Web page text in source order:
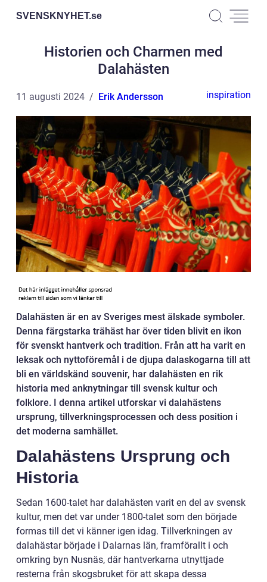
SVENSKNYHET.se
Historien och Charmen med
Dalahästen
11 augusti 2024 Erik Andersson inspiration
Dalahästen är en av Sveriges mest älskade symboler.
Denna färgstarka trähäst har över tiden blivit en ikon
för svenskt hantverk och tradition. Från att ha varit en
leksak och nyttoföremål i de djupa dalaskogarna till att
bli en världskänd souvenir, har dalahästen en rik
historia med anknytningar till svensk kultur och
folklore. I denna artikel utforskar vi dalahästens
ursprung, tillverkningsprocessen och dess position i
det moderna samhället.
Dalahästens Ursprung och
Historia
Sedan 1600-talet har dalahästen varit en del av svensk
kultur, men det var under 1800-talet som den började
formas till det vi känner igen idag. Tillverkningen av
dalahästar började i Dalarnas län, framförallt i och
omkring byn Nusnäs, där hantverkarna utnyttjade
resterna från skogsbruket för att skapa dessa